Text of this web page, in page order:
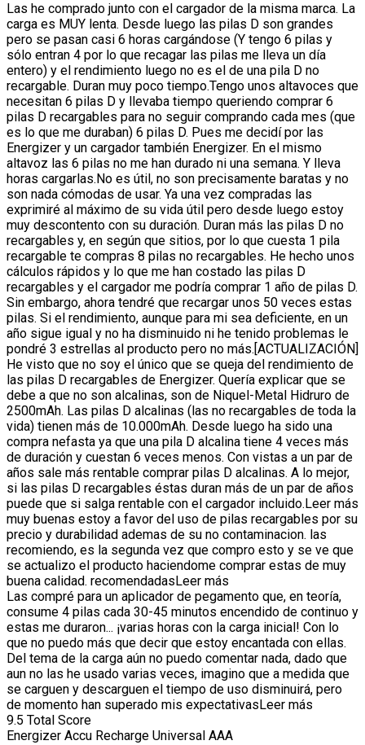
Las he comprado junto con el cargador de la misma marca. La
carga es MUY lenta. Desde luego las pilas D son grandes
pero se pasan casi 6 horas cargándose (Y tengo 6 pilas y
sólo entran 4 por lo que recagar las pilas me lleva un día
entero) y el rendimiento luego no es el de una pila D no
recargable. Duran muy poco tiempo.Tengo unos altavoces que
necesitan 6 pilas D y llevaba tiempo queriendo comprar 6
pilas D recargables para no seguir comprando cada mes (que
es lo que me duraban) 6 pilas D. Pues me decidí por las
Energizer y un cargador también Energizer. En el mismo
altavoz las 6 pilas no me han durado ni una semana. Y lleva
horas cargarlas.No es útil, no son precisamente baratas y no
son nada cómodas de usar. Ya una vez compradas las
exprimiré al máximo de su vida útil pero desde luego estoy
muy descontento con su duración. Duran más las pilas D no
recargables y, en según que sitios, por lo que cuesta 1 pila
recargable te compras 8 pilas no recargables. He hecho unos
cálculos rápidos y lo que me han costado las pilas D
recargables y el cargador me podría comprar 1 año de pilas D.
Sin embargo, ahora tendré que recargar unos 50 veces estas
pilas. Si el rendimiento, aunque para mi sea deficiente, en un
año sigue igual y no ha disminuido ni he tenido problemas le
pondré 3 estrellas al producto pero no más.[ACTUALIZACIÓN]
He visto que no soy el único que se queja del rendimiento de
las pilas D recargables de Energizer. Quería explicar que se
debe a que no son alcalinas, son de Niquel-Metal Hidruro de
2500mAh. Las pilas D alcalinas (las no recargables de toda la
vida) tienen más de 10.000mAh. Desde luego ha sido una
compra nefasta ya que una pila D alcalina tiene 4 veces más
de duración y cuestan 6 veces menos. Con vistas a un par de
años sale más rentable comprar pilas D alcalinas. A lo mejor,
si las pilas D recargables éstas duran más de un par de años
puede que si salga rentable con el cargador incluido.Leer más
muy buenas estoy a favor del uso de pilas recargables por su
precio y durabilidad ademas de su no contaminacion. las
recomiendo, es la segunda vez que compro esto y se ve que
se actualizo el producto haciendome comprar estas de muy
buena calidad. recomendadasLeer más
Las compré para un aplicador de pegamento que, en teoría,
consume 4 pilas cada 30-45 minutos encendido de continuo y
estas me duraron... ¡varias horas con la carga inicial! Con lo
que no puedo más que decir que estoy encantada con ellas.
Del tema de la carga aún no puedo comentar nada, dado que
aun no las he usado varias veces, imagino que a medida que
se carguen y descarguen el tiempo de uso disminuirá, pero
de momento han superado mis expectativasLeer más
9.5 Total Score
Energizer Accu Recharge Universal AAA